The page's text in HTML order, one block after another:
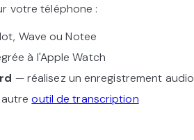
votre téléphone :
Wave ou Notee
à l'Apple Watch
— réalisez un enregistrement audio
autreoutil de transcription